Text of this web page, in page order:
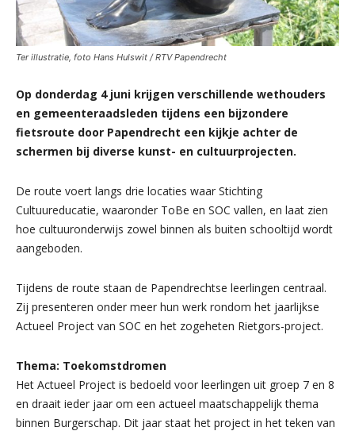
Ter illustratie, foto Hans Hulswit / RTV Papendrecht
Op donderdag 4 juni krijgen verschillende wethouders
en gemeenteraadsleden tijdens een bijzondere
fietsroute door Papendrecht een kijkje achter de
schermen bij diverse kunst- en cultuurprojecten.
De route voert langs drie locaties waar Stichting
Cultuureducatie, waaronder ToBe en SOC vallen, en laat zien
hoe cultuuronderwijs zowel binnen als buiten schooltijd wordt
aangeboden.
Tijdens de route staan de Papendrechtse leerlingen centraal.
Zij presenteren onder meer hun werk rondom het jaarlijkse
Actueel Project van SOC en het zogeheten Rietgors-project.
Thema: Toekomstdromen
Het Actueel Project is bedoeld voor leerlingen uit groep 7 en 8
en draait ieder jaar om een actueel maatschappelijk thema
binnen Burgerschap. Dit jaar staat het project in het teken van